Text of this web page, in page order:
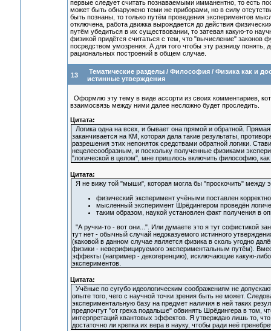
первые следует считать познаваемыми имманентно, то есть
может быть обнаружено теми же приборами, но в силу
быть познаны, то только путём проведения экспериментов
отключена, работа движка вырождается до действия
путём убедиться в их существовании, то затевая какую-то
физикой придётся считаться с тем, что "вычисление" законов
посредством умозрения. А для того чтобы эту разницу понять,
рациональных построений в общем случае.
13 Тематические разделы/ Философия/ Физика как и
истинные утверждения
Оформлю эту тему в виде ассорти из своих комментариев,
взаимосвязь между ними далее несложно будет проследить.
Цитата:
Логика одна на всех, и бывает она прямой и обратной.
заканчивается на КМ, которая дала такие результаты,
разрешения этих непоняток средствами обратной логики.
нецелесообразным, и поскольку полученные физиками
"логической в целом", мне пришлось включить философию,
Цитата:
Я не вижу той "мыши", которая могла бы "проскочить" между
физический эксперимент учёными поставлен корректно
мысленный эксперимент Шрёдингером проведён
таким образом, наукой установлен факт получения в
"А ручки-то - вот они...". Или думаете это я тут софистикой
тут нет - обычный случай недоказуемого истинного
(каковой в данном случае является физика в сколь угодно
физики - неверифицируемого экспериментальным путём).
эффекты (например - декогеренцию), исключающие какую-либо
экспериментов.
Цитата:
Учёные по сугубо идеологическим соображениям не
опыте того, чего с научной точки зрения быть не может.
экспериментальную базу на предмет наличия в ней таких
предпочтут "от греха подальше" обвинять Шрёдингера в том,
интерпретаций квантовых эффектов. Я утверждаю лишь то,
достаточно ли крепка их вера в науку, чтобы ради неё